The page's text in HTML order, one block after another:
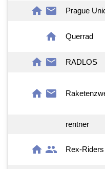
home mail Prague
home Querrad
home mail RADLOS
home mail
rentner
home group Rex-Riders